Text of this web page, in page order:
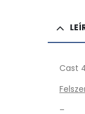
Cast
– 4